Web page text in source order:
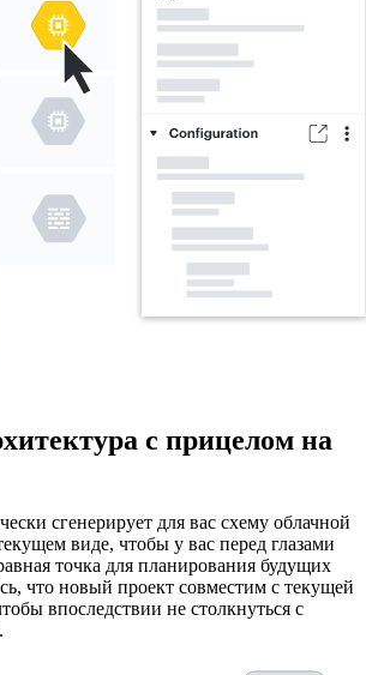
с прицелом на
сгенерирует для вас схему облачной
виде, чтобы у вас перед глазами
точка для планирования будущих
что новый проект совместим с текущей
впоследствии не столкнуться с